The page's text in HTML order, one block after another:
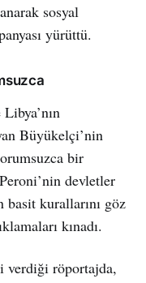
sosyal
yürüttü.
Büyükelçi’nin
bir
devletler
kurallarını göz
kınadı.
verdiği röportajda,